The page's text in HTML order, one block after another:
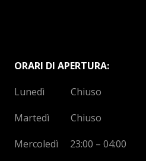
ORARI DI APERTURA:
Lunedì Chiuso
Martedì Chiuso
Mercoledì 23:00 – 04:00